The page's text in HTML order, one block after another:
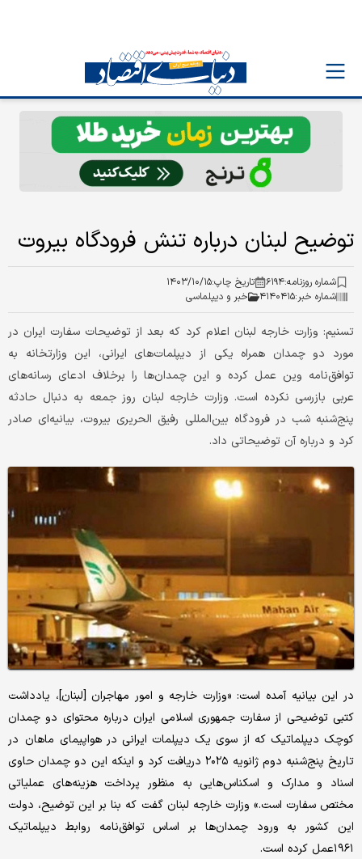
توضیح لبنان درباره تنش فرودگاه بیروت
شماره روزنامه:۶۱۹۴ تاریخ چاپ:۱۴۰۳/۱۰/۱۵
شماره خبر:۴۱۴۰۴۱۵ خبر و دیپلماسی
تسنیم: وزارت خارجه لبنان اعلام کرد که بعد از توضیحات سفارت ایران در
مورد دو چمدان همراه یکی از دیپلمات‌‌‌های ایرانی، این وزارتخانه به
توافق‌‌‌نامه وین عمل کرده و این چمدان‌‌‌ها را برخلاف ادعای رسانه‌‌‌های
عربی بازرسی نکرده است. وزارت خارجه لبنان روز جمعه به دنبال حادثه
پنج‌شنبه شب در فرودگاه بین‌المللی رفیق الحریری بیروت، بیانیه‌‌‌ای صادر
کرد و درباره آن توضیحاتی داد.
در این بیانیه آمده است: «وزارت خارجه و امور مهاجران [لبنان]، یادداشت
کتبی توضیحی از سفارت جمهوری اسلامی ایران درباره محتوای دو چمدان
کوچک دیپلماتیک که از سوی یک دیپلمات ایرانی در هواپیمای ماهان در
تاریخ پنج‌شنبه دوم ژانویه ۲۰۲۵ دریافت کرد و اینکه این دو چمدان حاوی
اسناد و مدارک و اسکناس‌‌‌هایی به منظور پرداخت هزینه‌‌‌های عملیاتی
مختص سفارت است.» وزارت خارجه لبنان گفت که بنا بر این توضیح، دولت
این کشور به ورود چمدان‌‌‌ها بر اساس توافق‌نامه روابط دیپلماتیک
۱۹۶۱عمل کرده است.